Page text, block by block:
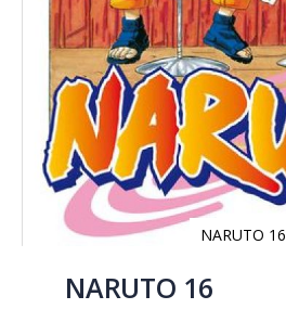
NARUTO 16
comienzoNARUTO 16